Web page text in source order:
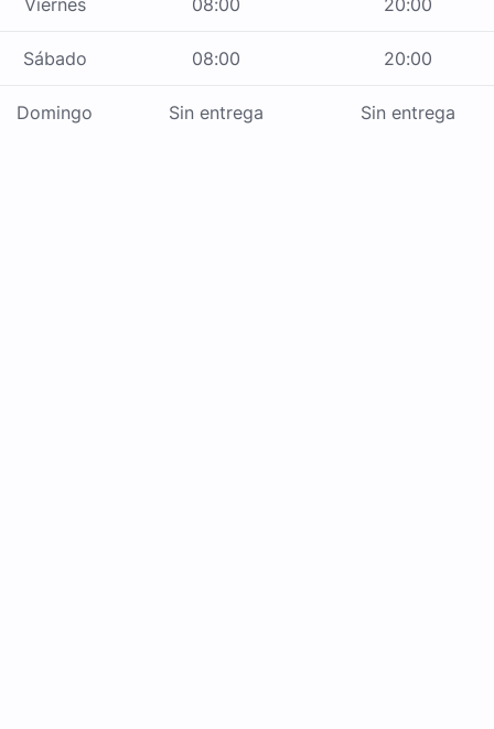
Viernes 08:00 20:00
Sábado 08:00 20:00
Domingo Sin entrega Sin entrega